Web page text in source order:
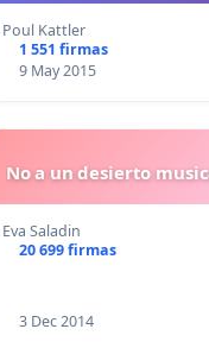
Poul Kattler
1 551 firmas
9 May 2015
No a un desierto
Eva Saladin
20 699 firmas
3 Dec 2014